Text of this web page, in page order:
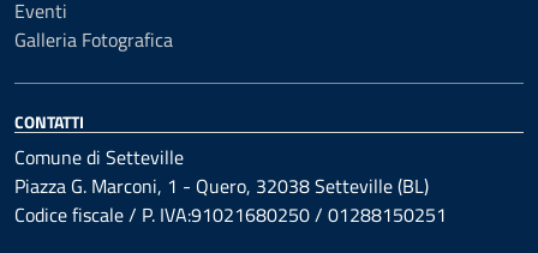
Eventi
Galleria Fotografica
CONTATTI
Comune di Setteville
Piazza G. Marconi, 1 - Quero, 32038 Setteville (BL)
Codice fiscale / P. IVA:91021680250 / 01288150251